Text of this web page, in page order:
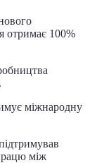
отримає 100%
міжнародну
між